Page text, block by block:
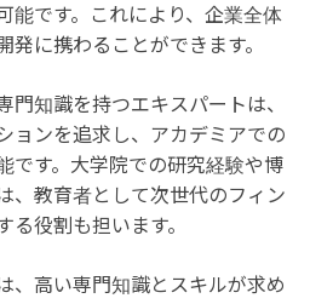
能です。これにより、企業全体
発に携わることができます。
門知識を持つエキスパートは、
ョンを追求し、アカデミアでの
です。大学院での研究経験や博
、教育者として次世代のフィン
る役割も担います。
、高い専門知識とスキルが求め